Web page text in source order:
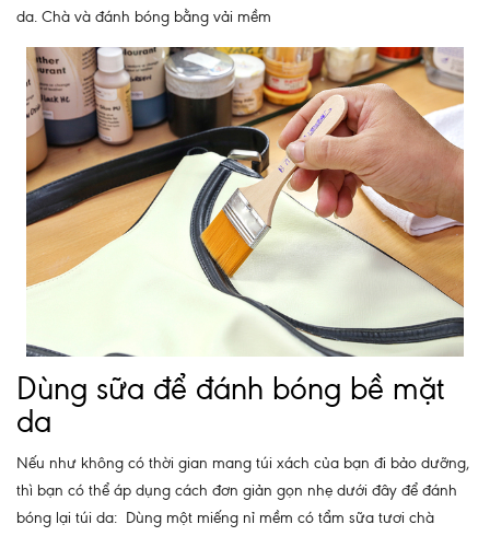
da. Chà và đánh bóng bằng vải mềm
Dùng sữa để đánh bóng bề mặt
da
Nếu như không có thời gian mang túi xách của bạn đi bảo dưỡng,
thì bạn có thể áp dụng cách đơn giản gọn nhẹ dưới đây để đánh
bóng lại túi da: Dùng một miếng nỉ mềm có tẩm sữa tươi chà